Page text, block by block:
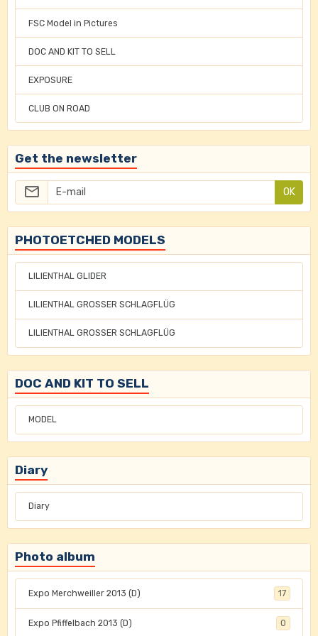
FSC Model in Pictures
DOC AND KIT TO SELL
EXPOSURE
CLUB ON ROAD
Get the newsletter
OK
PHOTOETCHED MODELS
LILIENTHAL GLIDER
LILIENTHAL GROSSER SCHLAGFLÜG
LILIENTHAL GROSSER SCHLAGFLÜG
DOC AND KIT TO SELL
MODEL
Diary
Diary
Photo album
Expo Merchweiller 2013 (D) 17
Expo Pfiffelbach 2013 (D) 0